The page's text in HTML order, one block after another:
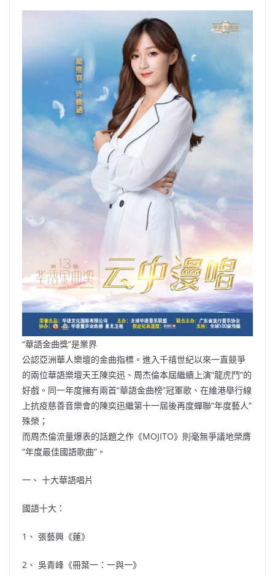
“華語金曲獎”是業界
公認亞洲華人樂壇的金曲指標。進入千禧世紀以來一直競爭
的兩位華語樂壇天王陳奕迅、周杰倫本屆繼續上演“龍虎鬥”的
好戲。同一年度擁有兩首“華語金曲榜”冠軍歌、在維港舉行線
上抗疫慈善音樂會的陳奕迅繼第十一屆後再度蟬聯“年度藝人”
殊榮；
而周杰倫流量爆表的話題之作《MOJITO》則毫無爭議地榮膺
“年度最佳國語歌曲”。
一、 十大華語唱片
國語十大：
1、 張藝興《蓮》
2、 吳青峰《冊葉一：一與一》